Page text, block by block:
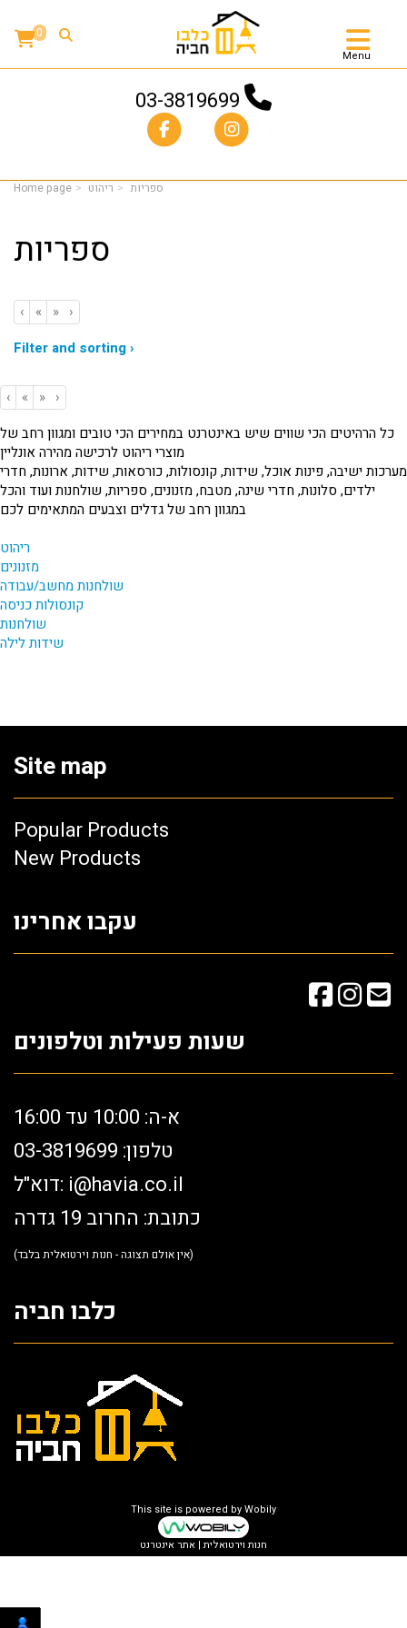
Menu
0
03-3819699
Home page ריהוט ספריות
ספריות
‹ « » ›
Filter and sorting ›
‹ « » ›
כל הרהיטים הכי שווים שיש באינטרנט במחירים הכי טובים ומגוון רחב של
מוצרי ריהוט לרכישה מהירה אונליין
מערכות ישיבה, פינות אוכל, שידות, קונסולות, כורסאות, שידות, ארונות, חדרי
ילדים, סלונות, חדרי שינה, מטבח, מזנונים, ספריות, שולחנות ועוד והכל
במגוון רחב של גדלים וצבעים המתאימים לכם
ריהוט
מזנונים
שולחנות מחשב/עבודה
קונסולות כניסה
שולחנות
שידות לילה
Site map
Popular Products
New Products
עקבו אחרינו
שעות פעילות וטלפונים
א-ה: 10:00 עד 16:00
טלפון: 03-3819699
דוא"ל: i@havia.co.il
כתובת: החרוב 19 גדרה
(אין אולם תצוגה - חנות וירטואלית בלבד)
כלבו חביה
This site is powered byWobily
חנות וירטואלית | אתר אינטרנט